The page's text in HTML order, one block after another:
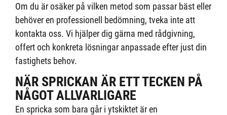
Om du är osäker på vilken metod som passar bäst eller
behöver en professionell bedömning, tveka inte att
kontakta oss. Vi hjälper dig gärna med rådgivning,
offert och konkreta lösningar anpassade efter just din
fastighets behov.
NÄR SPRICKAN ÄR ETT TECKEN PÅ
NÅGOT ALLVARLIGARE
En spricka som bara går i ytskiktet är en